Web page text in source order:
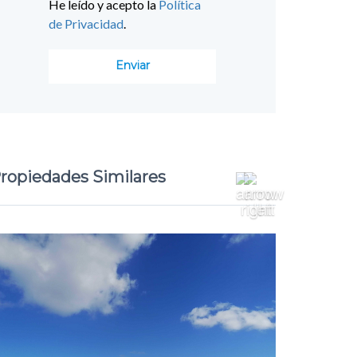
He leído y acepto la Política
de Privacidad.
Similares